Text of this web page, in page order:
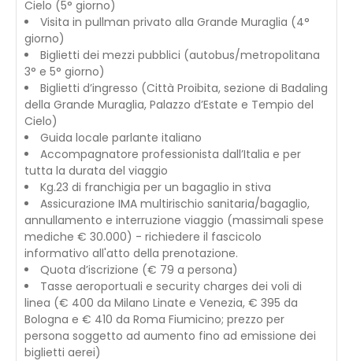
Cielo (5° giorno)
Visita in pullman privato alla Grande Muraglia (4°
giorno)
Biglietti dei mezzi pubblici (autobus/metropolitana
3° e 5° giorno)
Biglietti d’ingresso (Città Proibita, sezione di Badaling
della Grande Muraglia, Palazzo d’Estate e Tempio del
Cielo)
Guida locale parlante italiano
Accompagnatore professionista dall’Italia e per
tutta la durata del viaggio
Kg.23 di franchigia per un bagaglio in stiva
Assicurazione IMA multirischio sanitaria/bagaglio,
annullamento e interruzione viaggio (massimali spese
mediche € 30.000) - richiedere il fascicolo
informativo all'atto della prenotazione.
Quota d’iscrizione (€ 79 a persona)
Tasse aeroportuali e security charges dei voli di
linea (€ 400 da Milano Linate e Venezia, € 395 da
Bologna e € 410 da Roma Fiumicino; prezzo per
persona soggetto ad aumento fino ad emissione dei
biglietti aerei)